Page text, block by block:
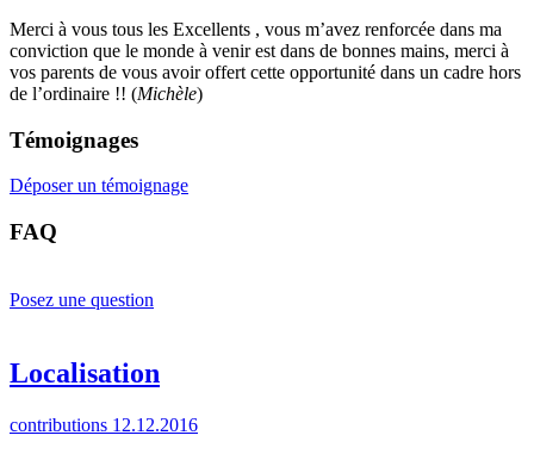
Merci à vous tous les Excellents , vous m’avez renforcée dans ma
conviction que le monde à venir est dans de bonnes mains, merci à
vos parents de vous avoir offert cette opportunité dans un cadre hors
de l’ordinaire !! (Michèle)
Témoignages
Déposer un témoignage
FAQ
Posez une question
Localisation
contributions 12.12.2016